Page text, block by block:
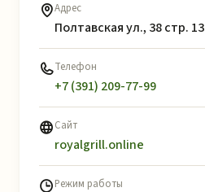
Адрес
Полтавская ул., 38 стр. 13
Телефон
+7 (391) 209-77-99
Сайт
royalgrill.online
Режим работы